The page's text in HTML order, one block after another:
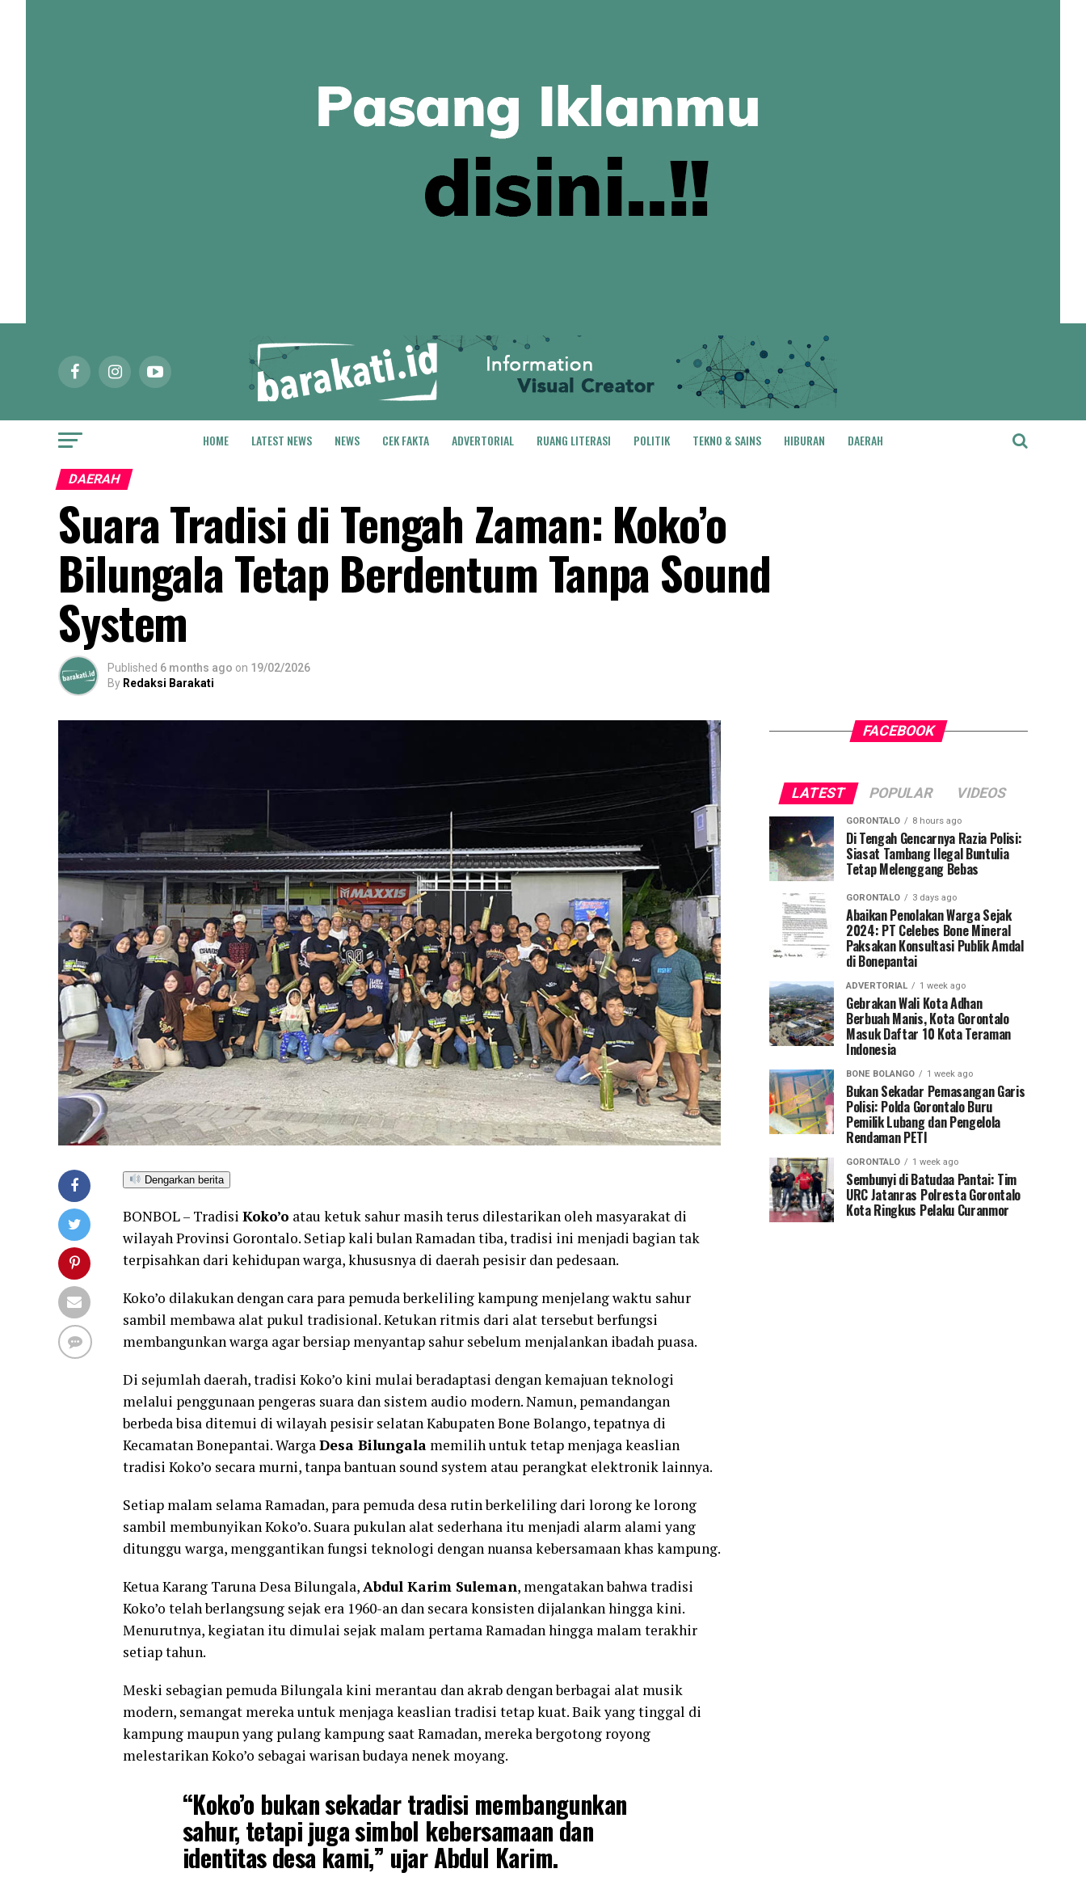
HOME LATEST NEWS NEWS CEK FAKTA ADVERTORIAL RUANG LITERASI POLITIK TEKNO & SAINS HIBURAN DAERAH
DAERAH
Suara Tradisi di Tengah Zaman: Koko’o
Bilungala Tetap Berdentum Tanpa Sound
System
Published 6 months ago on 19/02/2026
By Redaksi Barakati
Dengarkan berita
BONBOL – Tradisi Koko’o atau ketuk sahur masih terus dilestarikan oleh masyarakat di
wilayah Provinsi Gorontalo. Setiap kali bulan Ramadan tiba, tradisi ini menjadi bagian tak
terpisahkan dari kehidupan warga, khususnya di daerah pesisir dan pedesaan.
Koko’o dilakukan dengan cara para pemuda berkeliling kampung menjelang waktu sahur
sambil membawa alat pukul tradisional. Ketukan ritmis dari alat tersebut berfungsi
membangunkan warga agar bersiap menyantap sahur sebelum menjalankan ibadah puasa.
Di sejumlah daerah, tradisi Koko’o kini mulai beradaptasi dengan kemajuan teknologi
melalui penggunaan pengeras suara dan sistem audio modern. Namun, pemandangan
berbeda bisa ditemui di wilayah pesisir selatan Kabupaten Bone Bolango, tepatnya di
Kecamatan Bonepantai. WargaDesa Bilungala memilih untuk tetap menjaga keaslian
tradisi Koko’o secara murni, tanpa bantuan sound system atau perangkat elektronik lainnya.
Setiap malam selama Ramadan, para pemuda desa rutin berkeliling dari lorong ke lorong
sambil membunyikan Koko’o. Suara pukulan alat sederhana itu menjadi alarm alami yang
ditunggu warga, menggantikan fungsi teknologi dengan nuansa kebersamaan khas kampung.
Ketua Karang Taruna Desa Bilungala,Abdul Karim Suleman, mengatakan bahwa tradisi
Koko’o telah berlangsung sejak era 1960-an dan secara konsisten dijalankan hingga kini.
Menurutnya, kegiatan itu dimulai sejak malam pertama Ramadan hingga malam terakhir
setiap tahun.
Meski sebagian pemuda Bilungala kini merantau dan akrab dengan berbagai alat musik
modern, semangat mereka untuk menjaga keaslian tradisi tetap kuat. Baik yang tinggal di
kampung maupun yang pulang kampung saat Ramadan, mereka bergotong royong
melestarikan Koko’o sebagai warisan budaya nenek moyang.
“Koko’o bukan sekadar tradisi membangunkan
sahur, tetapi juga simbol kebersamaan dan
identitas desa kami,” ujar Abdul Karim.
FACEBOOK
LATEST POPULAR VIDEOS
GORONTALO 8 hours ago
Di Tengah Gencarnya Razia Polisi:
Siasat Tambang Ilegal Buntulia
Tetap Melenggang Bebas
GORONTALO 3 days ago
Abaikan Penolakan Warga Sejak
2024: PT Celebes Bone Mineral
Paksakan Konsultasi Publik Amdal
di Bonepantai
ADVERTORIAL 1 week ago
Gebrakan Wali Kota Adhan
Berbuah Manis, Kota Gorontalo
Masuk Daftar 10 Kota Teraman
Indonesia
BONE BOLANGO 1 week ago
Bukan Sekadar Pemasangan Garis
Polisi: Polda Gorontalo Buru
Pemilik Lubang dan Pengelola
Rendaman PETI
GORONTALO 1 week ago
Sembunyi di Batudaa Pantai: Tim
URC Jatanras Polresta Gorontalo
Kota Ringkus Pelaku Curanmor